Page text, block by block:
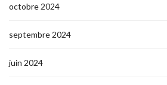
octobre 2024
septembre 2024
juin 2024